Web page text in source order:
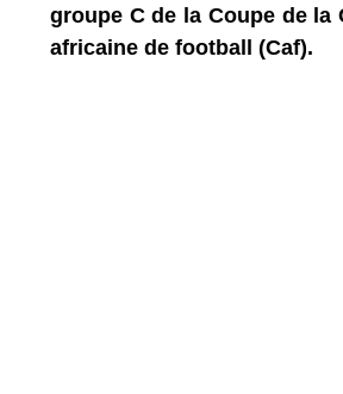
groupe C de la Coupe de la
africaine de football (Caf).